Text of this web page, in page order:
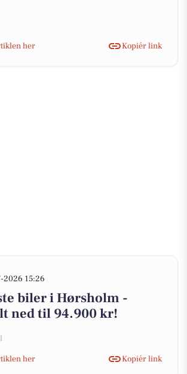
her
Kopiér link
2026 15:26
biler i Hørsholm -
ned til 94.900 kr!
her
Kopiér link